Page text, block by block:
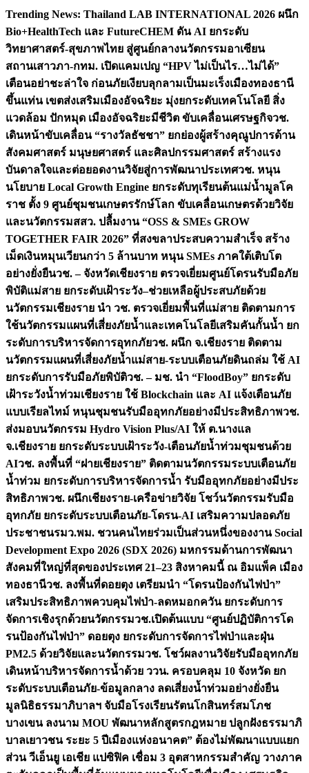
Skip
content
Trending News: Thailand LAB INTERNATIONAL 2026 ผนึก
Bio+HealthTech และ FutureCHEM ดัน AI ยกระดับ
วิทยาศาสตร์-สุขภาพไทย สู่ศูนย์กลางนวัตกรรมอาเซียน
สถานเสาวภา-กทม. เปิดแคมเปญ “HPV ไม่เป็นไร…ไม่ได้”
เตือนอย่าชะล่าใจ ก่อนภัยเงียบลุกลามเป็นมะเร็งเมืองทองธานี
ขึ้นแท่น เขตส่งเสริมเมืองอัจฉริยะ มุ่งยกระดับเทคโนโลยี สิ่ง
แวดล้อม ปักหมุด เมืองอัจฉริยะมีชีวิต ขับเคลื่อนเศรษฐกิจวช.
เดินหน้าขับเคลื่อน “รางวัลธัชชา” ยกย่องผู้สร้างคุณูปการด้าน
สังคมศาสตร์ มนุษยศาสตร์ และศิลปกรรมศาสตร์ สร้างแรง
บันดาลใจและต่อยอดงานวิจัยสู่การพัฒนาประเทศวช. หนุน
นโยบาย Local Growth Engine ยกระดับทุเรียนต้นแม่น้ำมูลโค
ราช ตั้ง 9 ศูนย์ชุมชนเกษตรรักษ์โลก ขับเคลื่อนเกษตรด้วยวิจัย
และนวัตกรรมสสว. ปลื้มงาน “OSS & SMEs GROW
TOGETHER FAIR 2026” ที่สงขลาประสบความสำเร็จ สร้าง
เม็ดเงินหมุนเวียนกว่า 5 ล้านบาท หนุน SMEs ภาคใต้เติบโต
อย่างยั่งยืนวช. – จังหวัดเชียงราย ตรวจเยี่ยมศูนย์โดรนรับมือภัย
พิบัติแม่สาย ยกระดับเฝ้าระวัง–ช่วยเหลือผู้ประสบภัยด้วย
นวัตกรรมเชียงราย นำ วช. ตรวจเยี่ยมพื้นที่แม่สาย ติดตามการ
ใช้นวัตกรรมแผนที่เสี่ยงภัยน้ำและเทคโนโลยีเสริมคันกั้นน้ำ ยก
ระดับการบริหารจัดการอุทกภัยวช. ผนึก จ.เชียงราย ติดตาม
นวัตกรรมแผนที่เสี่ยงภัยน้ำแม่สาย-ระบบเตือนภัยดินถล่ม ใช้ AI
ยกระดับการรับมือภัยพิบัติวช. – มช. นำ “FloodBoy” ยกระดับ
เฝ้าระวังน้ำท่วมเชียงราย ใช้ Blockchain และ AI แจ้งเตือนภัย
แบบเรียลไทม์ หนุนชุมชนรับมืออุทกภัยอย่างมีประสิทธิภาพวช.
ส่งมอบนวัตกรรม Hydro Vision Plus/AI ให้ ต.นางแล
จ.เชียงราย ยกระดับระบบเฝ้าระวัง-เตือนภัยน้ำท่วมชุมชนด้วย
AIวช. ลงพื้นที่ “ฝายเชียงราย” ติดตามนวัตกรรมระบบเตือนภัย
น้ำท่วม ยกระดับการบริหารจัดการน้ำ รับมืออุทกภัยอย่างมีประ
สิทธิภาพวช. ผนึกเชียงราย-เครือข่ายวิจัย โชว์นวัตกรรมรับมือ
อุทกภัย ยกระดับระบบเตือนภัย-โดรน-AI เสริมความปลอดภัย
ประชาชนรมว.พม. ชวนคนไทยร่วมเป็นส่วนหนึ่งของงาน Social
Development Expo 2026 (SDX 2026) มหกรรมด้านการพัฒนา
สังคมที่ใหญ่ที่สุดของประเทศ 21–23 สิงหาคมนี้ ณ อิมแพ็ค เมือง
ทองธานีวช. ลงพื้นที่ดอยตุง เตรียมนำ “โดรนป้องกันไฟป่า”
เสริมประสิทธิภาพควบคุมไฟป่า-ลดหมอกควัน ยกระดับการ
จัดการเชิงรุกด้วยนวัตกรรมวช.เปิดต้นแบบ “ศูนย์ปฏิบัติการโด
รนป้องกันไฟป่า” ดอยตุง ยกระดับการจัดการไฟป่าและฝุ่น
PM2.5 ด้วยวิจัยและนวัตกรรมวช. โชว์ผลงานวิจัยรับมืออุทกภัย
เดินหน้าบริหารจัดการน้ำด้วย ววน. ครอบคลุม 10 จังหวัด ยก
ระดับระบบเตือนภัย-ข้อมูลกลาง ลดเสี่ยงน้ำท่วมอย่างยั่งยืน
มูลนิธิธรรมาภิบาลฯ จับมือโรงเรียนรัตนโกสินทร์สมโภช
บางเขน ลงนาม MOU พัฒนาหลักสูตรกฎหมาย ปลูกฝังธรรมาภิ
บาลเยาวชน ระยะ 5 ปีเมืองแห่งอนาคต” ต้องไม่พัฒนาแบบแยก
ส่วน วีเอ็นยู เอเชีย แปซิฟิค เชื่อม 3 อุตสาหกรรมสำคัญ วางภาค